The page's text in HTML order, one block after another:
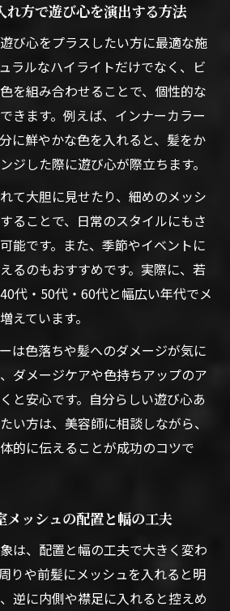
れ方で遊び心を演出する方法
び心をプラスしたい方に最適な施
ラルなハイライトだけでなく、ビ
を組み合わせることで、個性的な
きます。例えば、インナーカラー
に鮮やかな色を入れると、髪をか
ジした際に遊び心が際立ちます。
て大胆に見せたり、細めのメッシ
ることで、日常のスタイルにもさ
能です。また、季節やイベントに
るのもおすすめです。実際に、若
代・50代・60代と幅広い年代でメ
えています。
は色落ちや髪へのダメージが気に
ダメージケアや色持ちアップのア
と安心です。自分らしい遊び心あ
い方は、美容師に相談しながら、
的に伝えることが成功のコツで
メッシュの配置と幅の工夫
は、配置と幅の工夫で大きく変わ
りや前髪にメッシュを入れると明
逆に内側や襟足に入れると控えめ